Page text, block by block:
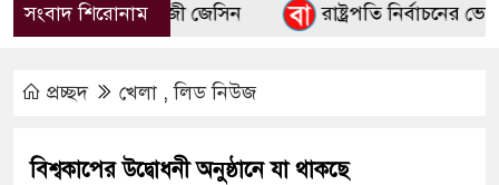
সংবাদ শিরোনামকাজী জেসিন রাষ্ট্রপতি নির্বাচনের ভোটার
প্রচ্ছদ খেলা ,লিড নিউজ
বিশ্বকাপের উদ্বোধনী অনুষ্ঠানে যা থাকছে